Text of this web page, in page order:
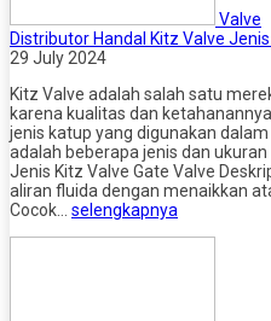
Valve
Distributor Handal Kitz Valve
29 July 2024
Kitz Valve adalah salah satu
karena kualitas dan
jenis katup yang digunakan
adalah beberapa jenis dan
Jenis Kitz Valve Gate Valve
aliran fluida dengan menaikkan
Cocok… selengkapnya